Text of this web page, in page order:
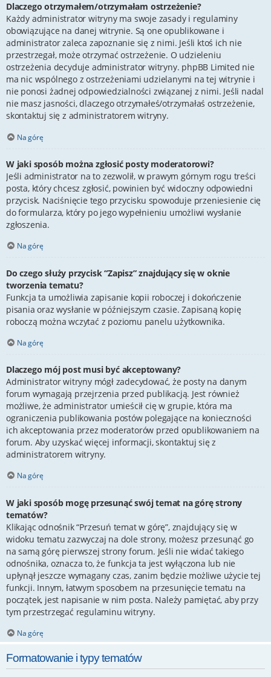
Dlaczego otrzymałem/otrzymałam ostrzeżenie?
Każdy administrator witryny ma swoje zasady i regulaminy
obowiązujące na danej witrynie. Są one opublikowane i
administrator zaleca zapoznanie się z nimi. Jeśli ktoś ich nie
przestrzegał, może otrzymać ostrzeżenie. O udzieleniu
ostrzeżenia decyduje administrator witryny. phpBB Limited nie
ma nic wspólnego z ostrzeżeniami udzielanymi na tej witrynie i
nie ponosi żadnej odpowiedzialności związanej z nimi. Jeśli nadal
nie masz jasności, dlaczego otrzymałeś/otrzymałaś ostrzeżenie,
skontaktuj się z administratorem witryny.
Na górę
W jaki sposób można zgłosić posty moderatorowi?
Jeśli administrator na to zezwolił, w prawym górnym rogu treści
posta, który chcesz zgłosić, powinien być widoczny odpowiedni
przycisk. Naciśnięcie tego przycisku spowoduje przeniesienie cię
do formularza, który po jego wypełnieniu umożliwi wysłanie
zgłoszenia.
Na górę
Do czego służy przycisk “Zapisz” znajdujący się w oknie
tworzenia tematu?
Funkcja ta umożliwia zapisanie kopii roboczej i dokończenie
pisania oraz wysłanie w późniejszym czasie. Zapisaną kopię
roboczą można wczytać z poziomu panelu użytkownika.
Na górę
Dlaczego mój post musi być akceptowany?
Administrator witryny mógł zadecydować, że posty na danym
forum wymagają przejrzenia przed publikacją. Jest również
możliwe, że administrator umieścił cię w grupie, która ma
ograniczenia publikowania postów polegające na konieczności
ich akceptowania przez moderatorów przed opublikowaniem na
forum. Aby uzyskać więcej informacji, skontaktuj się z
administratorem witryny.
Na górę
W jaki sposób mogę przesunąć swój temat na górę strony
tematów?
Klikając odnośnik “Przesuń temat w górę”, znajdujący się w
widoku tematu zazwyczaj na dole strony, możesz przesunąć go
na samą górę pierwszej strony forum. Jeśli nie widać takiego
odnośnika, oznacza to, że funkcja ta jest wyłączona lub nie
upłynął jeszcze wymagany czas, zanim będzie możliwe użycie tej
funkcji. Innym, łatwym sposobem na przesunięcie tematu na
początek, jest napisanie w nim posta. Należy pamiętać, aby przy
tym przestrzegać regulaminu witryny.
Na górę
Formatowanie i typy tematów